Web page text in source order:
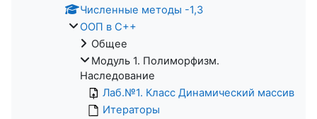
Численные методы -1,3
ООП в С++
Общее
Модуль 1. Полиморфизм.
Наследование
Лаб.№1. Класс Динамический массив
Итераторы